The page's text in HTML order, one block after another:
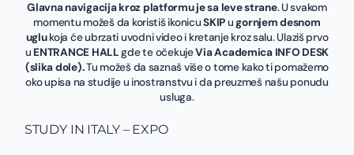
Glavna navigacija kroz platformu je sa leve strane. U svakom
momentu možeš da koristiš ikonicuSKIPugornjem desnom
uglukoja će ubrzati uvodni video i kretanje kroz salu. Ulaziš prvo
u ENTRANCE HALLgde te očekujeVia Academica INFO DESK
(slika dole).Tu možeš da saznaš više o tome kako ti pomažemo
oko upisa na studije u inostranstvu i da preuzmeš našu ponudu
usluga.
STUDY IN ITALY – EXPO